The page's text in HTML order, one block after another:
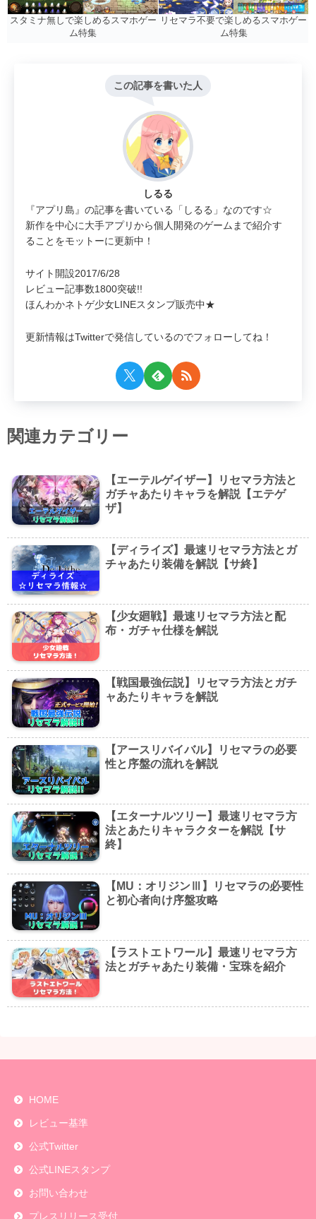
スタミナ無しで楽しめるスマホゲー
ム特集
リセマラ不要で楽しめるスマホゲー
ム特集
この記事を書いた人
しるる
『アプリ島』の記事を書いている「しるる」なのです☆
新作を中心に大手アプリから個人開発のゲームまで紹介す
ることをモットーに更新中！
サイト開設2017/6/28
レビュー記事数1800突破!!
ほんわかネトゲ少女LINEスタンプ販売中★
更新情報はTwitterで発信しているのでフォローしてね！
関連カテゴリー
【エーテルゲイザー】リセマラ方法と
ガチャあたりキャラを解説【エテゲ
ザ】
【ディライズ】最速リセマラ方法とガ
チャあたり装備を解説【サ終】
【少女廻戦】最速リセマラ方法と配
布・ガチャ仕様を解説
【戦国最強伝説】リセマラ方法とガチ
ャあたりキャラを解説
【アースリバイバル】リセマラの必要
性と序盤の流れを解説
【エターナルツリー】最速リセマラ方
法とあたりキャラクターを解説【サ
終】
【MU：オリジンⅢ】リセマラの必要性
と初心者向け序盤攻略
【ラストエトワール】最速リセマラ方
法とガチャあたり装備・宝珠を紹介
HOME
レビュー基準
公式Twitter
公式LINEスタンプ
お問い合わせ
プレスリリース受付